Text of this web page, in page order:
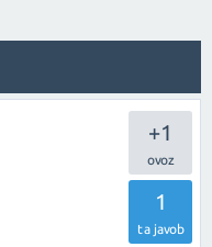
+1
1
ta javob